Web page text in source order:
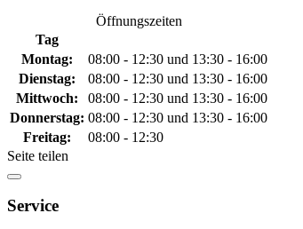
Öffnungszeiten
Tag
Montag:
08:00 - 12:30 und 13:30 - 16:00
Dienstag:
08:00 - 12:30 und 13:30 - 16:00
Mittwoch:
08:00 - 12:30 und 13:30 - 16:00
Donnerstag: 08:00 - 12:30 und 13:30 - 16:00
Freitag:
08:00 - 12:30
Seite teilen
Service